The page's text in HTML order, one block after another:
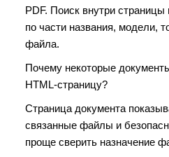
PDF. Поиск внутри страницы
по части названия, модели,
файла.
Почему некоторые
HTML-страницу?
Страница документа
связанные файлы и
проще сверить назначение